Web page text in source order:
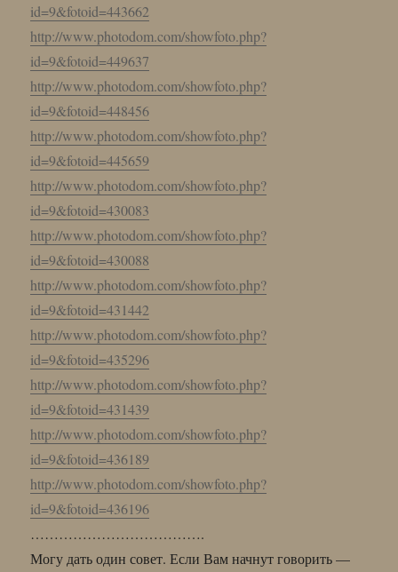
id=9&fotoid=443662
http://www.photodom.com/showfoto.php?
id=9&fotoid=449637
http://www.photodom.com/showfoto.php?
id=9&fotoid=448456
http://www.photodom.com/showfoto.php?
id=9&fotoid=445659
http://www.photodom.com/showfoto.php?
id=9&fotoid=430083
http://www.photodom.com/showfoto.php?
id=9&fotoid=430088
http://www.photodom.com/showfoto.php?
id=9&fotoid=431442
http://www.photodom.com/showfoto.php?
id=9&fotoid=435296
http://www.photodom.com/showfoto.php?
id=9&fotoid=431439
http://www.photodom.com/showfoto.php?
id=9&fotoid=436189
http://www.photodom.com/showfoto.php?
id=9&fotoid=436196
……………………………….
Могу дать один совет. Если Вам начнут говорить —